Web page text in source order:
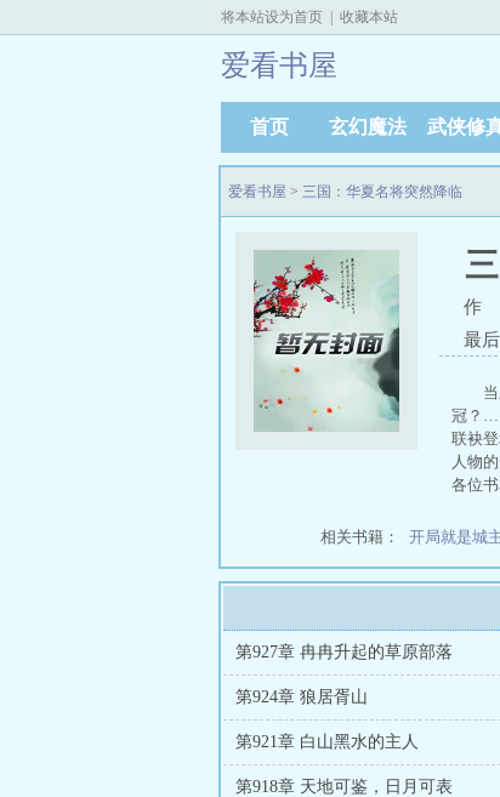
将本站设为首页 收藏本站
爱看书屋
首页 玄幻魔法 武侠修
爱看书屋 > 三国：华夏名将突然降临
作
最
冠？
联袂
人物
各位
相关书籍： 开局就是城
第927章 冉冉升起的草原部落
第924章 狼居胥山
第921章 白山黑水的主人
第918章 天地可鉴，日月可表